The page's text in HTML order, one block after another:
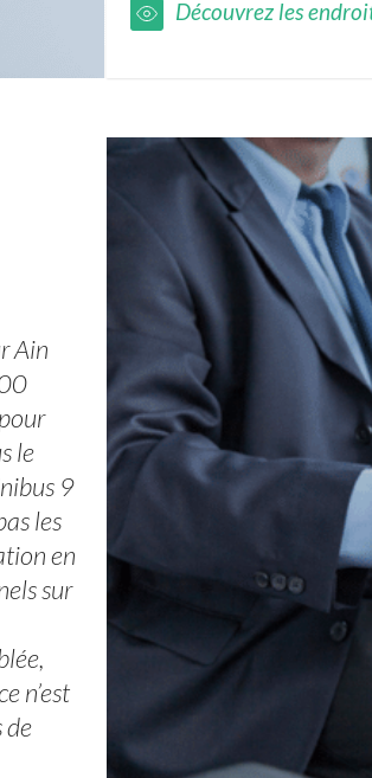
Découvrez les
Ain
le
9
les
en
sur
n’est
de